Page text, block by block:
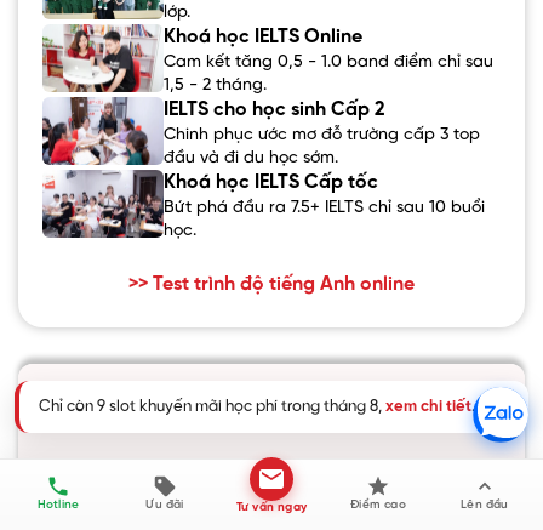
lớp.
Khoá học IELTS Online
Cam kết tăng 0,5 - 1.0 band điểm chỉ sau
1,5 - 2 tháng.
IELTS cho học sinh Cấp 2
Chinh phục ước mơ đỗ trường cấp 3 top
đầu và đi du học sớm.
Khoá học IELTS Cấp tốc
Bứt phá đầu ra 7.5+ IELTS chỉ sau 10 buổi
học.
>> Test trình độ tiếng Anh online
KHÁM PHÁ THÊM
IELTS READING IELTS LISTENING
Hotline Ưu đãi Tư vấn ngay Điểm cao Lên đầu